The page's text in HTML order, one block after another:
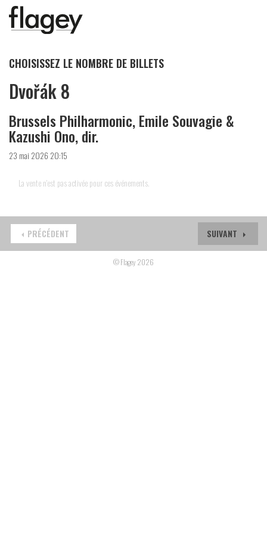
CHOISISSEZ LE NOMBRE DE BILLETS
Dvořák 8
Brussels Philharmonic, Emile Souvagie &
Kazushi Ono, dir.
23 mai 2026 20:15
La vente n'est pas activée pour ces événements.
SUIVANT
PRÉCÉDENT
© Flagey 2026